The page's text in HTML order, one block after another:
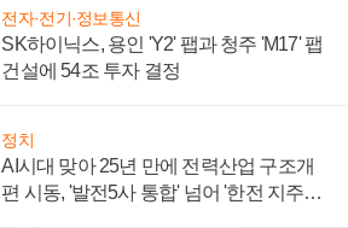
전자·전기·정보통신
SK하이닉스, 용인 'Y2' 팹과 청주 'M17' 팹
건설에 54조 투자 결정
정치
AI시대 맞아 25년 만에 전력산업 구조개
편 시동, '발전5사 통합' 넘어 '한전 지주사'